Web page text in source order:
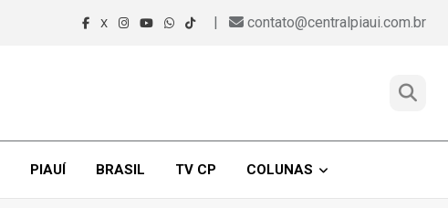
X | contato@centralpiaui.com.br
PIAUÍ BRASIL TV CP COLUNAS